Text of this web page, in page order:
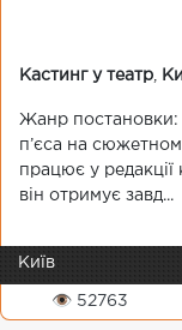
Кастинг у театр
Жанр постановки:
п’єса на
працює у редакції
він отримує завд...
Київ
👁 52763